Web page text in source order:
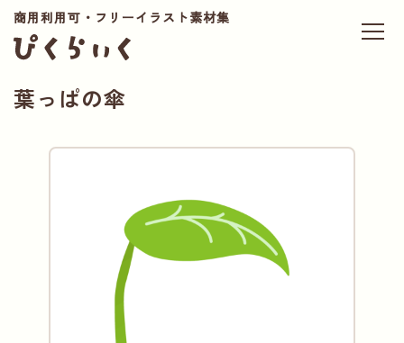
商用利用可・フリーイラスト素材集
葉っぱの傘